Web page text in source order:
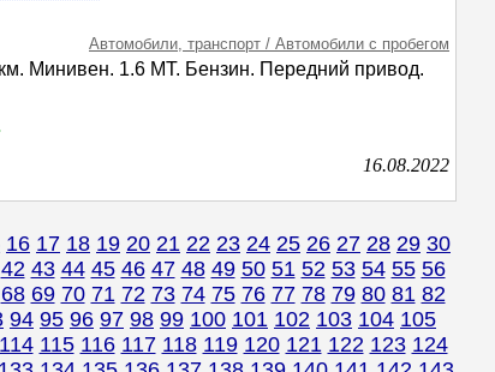
Автомобили, транспорт / Автомобили с пробегом
Минивен. 1.6 MT. Бензин. Передний привод.
16.08.2022
16 17 18 19 20 21 22 23 24 25 26 27 28 29 30
42 43 44 45 46 47 48 49 50 51 52 53 54 55 56
68 69 70 71 72 73 74 75 76 77 78 79 80 81 82
94 95 96 97 98 99 100 101 102 103 104 105
114 115 116 117 118 119 120 121 122 123 124